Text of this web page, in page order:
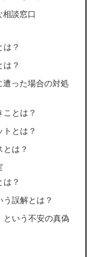
談窓口
は？
は？
遭った場合の対処
ことは？
トとは？
とは？
は？
う誤解とは？
という不安の真偽